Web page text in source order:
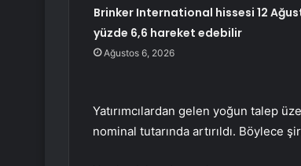
Brinker International hissesi 12
yüzde 6,6 hareket edebilir
Ağustos 6, 2026
Yatırımcılardan gelen yoğun talep
nominal tutarında artırıldı. Böylece